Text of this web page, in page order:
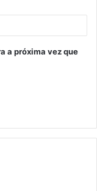
a próxima vez que